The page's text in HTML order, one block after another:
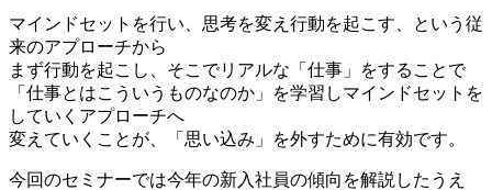
マインドセットを行い、思考を変え行動を起こす、という従
来のアプローチから
まず行動を起こし、そこでリアルな「仕事」をすることで
「仕事とはこういうものなのか」を学習しマインドセットを
していくアプローチへ
変えていくことが、「思い込み」を外すために有効です。
今回のセミナーでは今年の新入社員の傾向を解説したうえ